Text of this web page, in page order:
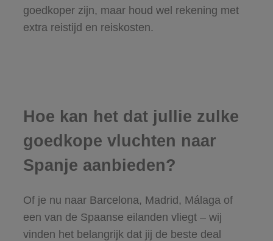
goedkoper zijn, maar houd wel rekening met
extra reistijd en reiskosten.
Hoe kan het dat jullie zulke
goedkope vluchten naar
Spanje aanbieden?
Of je nu naar Barcelona, Madrid, Málaga of
een van de Spaanse eilanden vliegt – wij
vinden het belangrijk dat jij de beste deal